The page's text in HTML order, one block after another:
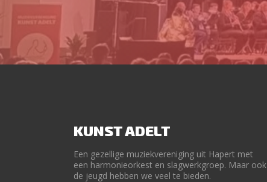
KUNST ADELT
Een gezellige muziekvereniging uit Hapert met
een harmonieorkest en slagwerkgroep. Maar ook
de jeugd hebben we veel te bieden.